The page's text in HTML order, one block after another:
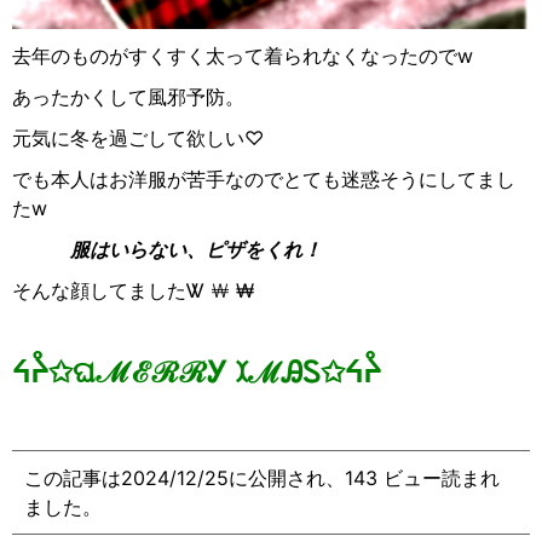
去年のものがすくすく太って着られなくなったのでw
あったかくして風邪予防。
元気に冬を過ごして欲しい♡
でも本人はお洋服が苦手なのでとても迷惑そうにしてまし
たw
服はいらない、ピザをくれ！
そんな顔してましたᏔ ￦ ₩
ᔦᔧ✩ଘℳℰℛℛᎩ ꉧℳᎯᏚ✩ᔦᔧ
この記事は2024/12/25に公開され、143 ビュー読まれ
ました。